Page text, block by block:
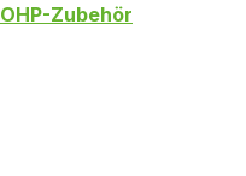
OHP-Zubehör